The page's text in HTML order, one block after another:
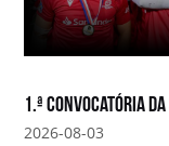
1.ª convocatória
2026-08-03